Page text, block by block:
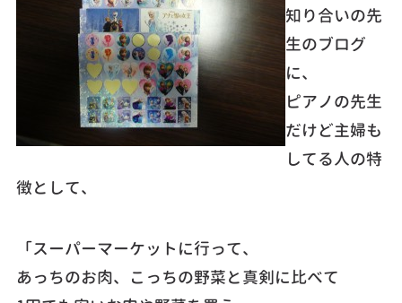
知り合いの先
生のブログ
に、
ピアノの先生
だけど主婦も
してる人の特
徴として、
「スーパーマーケットに行って、
あっちのお肉、こっちの野菜と真剣に比べて